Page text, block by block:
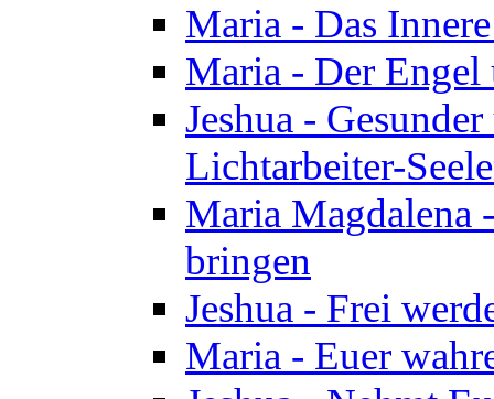
Maria - Das
Maria - Der Engel
Jeshua -
Lichtarbeiter-
Maria Magdalena
bringen
Jeshua - Frei
Maria - Euer